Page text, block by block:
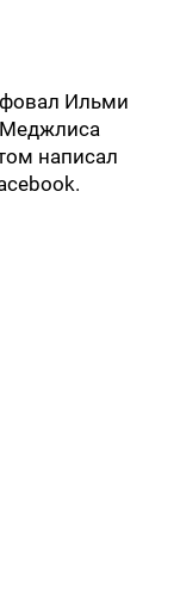
Ильми
Меджлиса
написал